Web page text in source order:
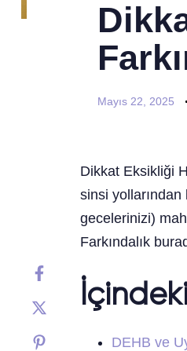
Mayıs 22, 2025
Dikkat Eksikliği
sinsi
gecelerinizi)
Farkındalık
DEHB ve